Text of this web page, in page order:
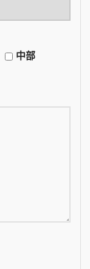
中部